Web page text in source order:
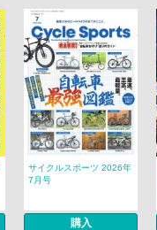
サイクルスポーツ 2026年
7月号
購入